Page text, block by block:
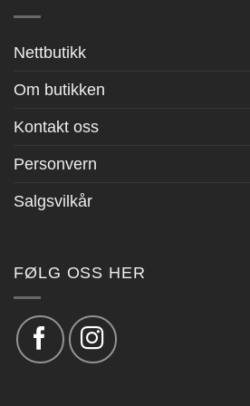
Nettbutikk
Om butikken
Kontakt oss
Personvern
Salgsvilkår
FØLG OSS HER